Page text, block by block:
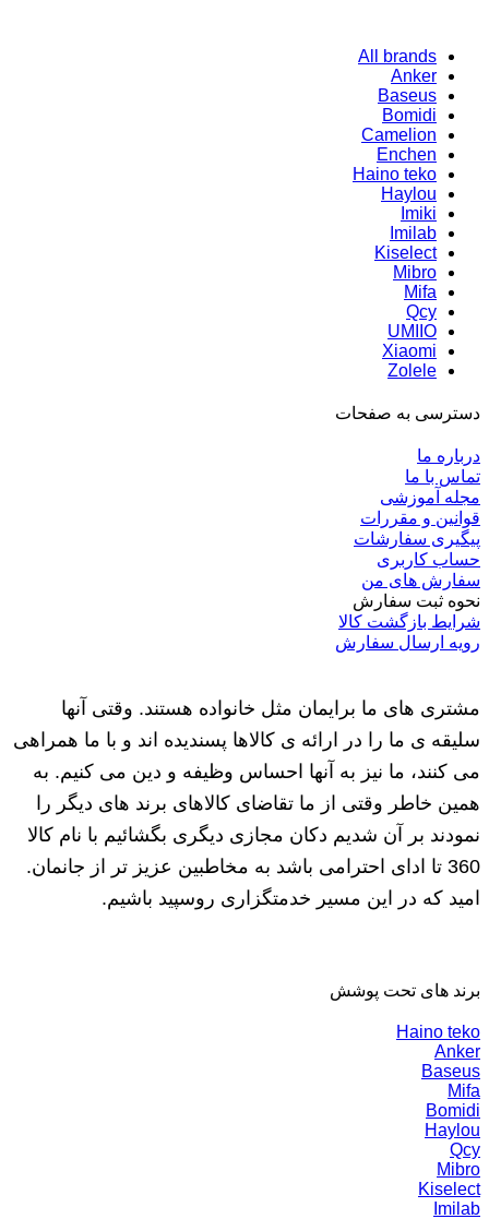
All brands
Anker
Baseus
Bomidi
Camelion
Enchen
Haino teko
Haylou
Imiki
Imilab
Kiselect
Mibro
Mifa
Qcy
UMIIO
Xiaomi
Zolele
دسترسی به صفحات
درباره ما
تماس با ما
مجله آموزشی
قوانین و مقررات
پیگیری سفارشات
حساب کاربری
سفارش های من
نحوه ثبت سفارش
شرایط بازگشت کالا
رویه ارسال سفارش
مشتری های ما برایمان مثل خانواده هستند. وقتی آنها
سلیقه ی ما را در ارائه ی کالاها پسندیده اند و با ما همراهی
می کنند، ما نیز به آنها احساس وظیفه و دین می کنیم. به
همین خاطر وقتی از ما تقاضای کالاهای برند های دیگر را
نمودند بر آن شدیم دکان مجازی دیگری بگشائیم با نام کالا
360 تا ادای احترامی باشد به مخاطبین عزیز تر از جانمان.
امید که در این مسیر خدمتگزاری روسپید باشیم.
برند های تحت پوشش
Haino teko
Anker
Baseus
Mifa
Bomidi
Haylou
Qcy
Mibro
Kiselect
Imilab